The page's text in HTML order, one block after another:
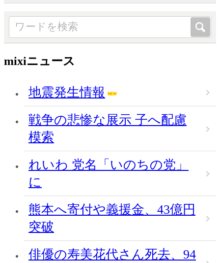
mixiニュース
地震発生情報
戦争の悲惨な展示 子へ配慮
模索
れいわ 党名「いのちの党」
に
熊本へ寄付や義援金、43億円
突破
俳優の寿美花代さん死去、94